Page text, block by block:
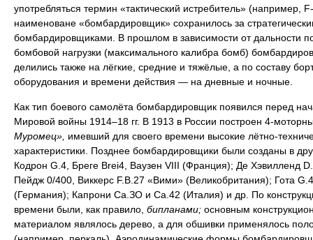
употребляться термин «тактический истребитель» (например,
наименоване «бомбардировщик» сохранилось за
бомбардировщиками. В прошлом в зависимости от дальности
бомбовой нагрузки (максимального калибра бомб)
делились также на лёгкие, средние и тяжёлые, а по составу
оборудования и времени действия — на дневные и ночные.
Как тип боевого самолёта бомбардировщик появился перед
Мировой войны 1914–18 гг. В 1913 в России построен 4-
Муромец», имевший для своего времени высокие лётно-
характеристики. Позднее бомбардировщики были созданы в
Кодрон G.4, Бреге Brei4, Ваузен VIII (Франция); Де Хэвилленд
Пейдж 0/400, Виккерс F.B.27 «Вими» (Великобритания); Гота
(Германия); Капрони Са.ЗО и Са.42 (Италия) и др. По
времени были, как правило, бипланами; основным
материалом являлось дерево, а для обшивки применялось